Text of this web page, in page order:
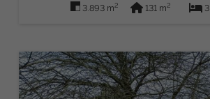
3.893 m2 131 m2 3